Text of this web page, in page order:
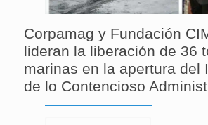
Corpamag y Fundación
lideran la liberación de 36
marinas en la apertura del
de lo Contencioso